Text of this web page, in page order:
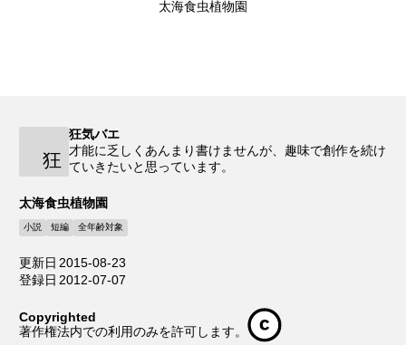
太海食虫植物園
狂
狂気バエ
才能に乏しくあんまり書けませんが、趣味で創作を続け
ていきたいと思っています。
太海食虫植物園
小説 短編 全年齢対象
更新日 2015-08-23
登録日 2012-07-07
Copyrighted
著作権法内での利用のみを許可します。